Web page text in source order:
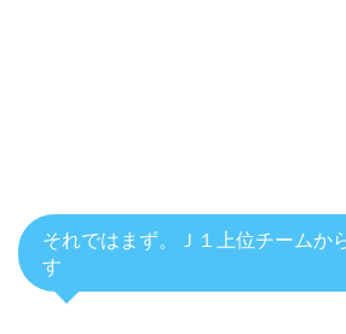
それではまず。Ｊ１上位チームか
す